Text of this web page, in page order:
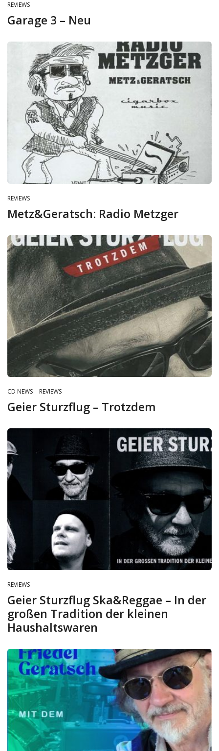
REVIEWS
Garage 3 – Neu
REVIEWS
Metz&Geratsch: Radio Metzger
CD NEWS REVIEWS
Geier Sturzflug – Trotzdem
REVIEWS
Geier Sturzflug Ska&Reggae – In der
großen Tradition der kleinen
Haushaltswaren